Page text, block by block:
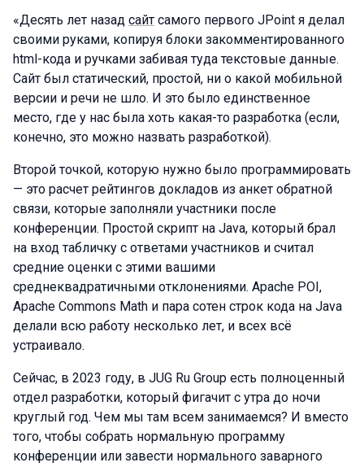
«Десять лет назад сайт самого первого JPoint я делал
своими руками, копируя блоки закомментированного
html-кода и ручками забивая туда текстовые данные.
Сайт был статический, простой, ни о какой мобильной
версии и речи не шло. И это было единственное
место, где у нас была хоть какая-то разработка (если,
конечно, это можно назвать разработкой).
Второй точкой, которую нужно было программировать
— это расчет рейтингов докладов из анкет обратной
связи, которые заполняли участники после
конференции. Простой скрипт на Java, который брал
на вход табличку с ответами участников и считал
средние оценки с этими вашими
среднеквадратичными отклонениями. Apache POI,
Apache Commons Math и пара сотен строк кода на Java
делали всю работу несколько лет, и всех всё
устраивало.
Сейчас, в 2023 году, в JUG Ru Group есть полноценный
отдел разработки, который фигачит с утра до ночи
круглый год. Чем мы там всем занимаемся? И вместо
того, чтобы собрать нормальную программу
конференции или завести нормального заварного